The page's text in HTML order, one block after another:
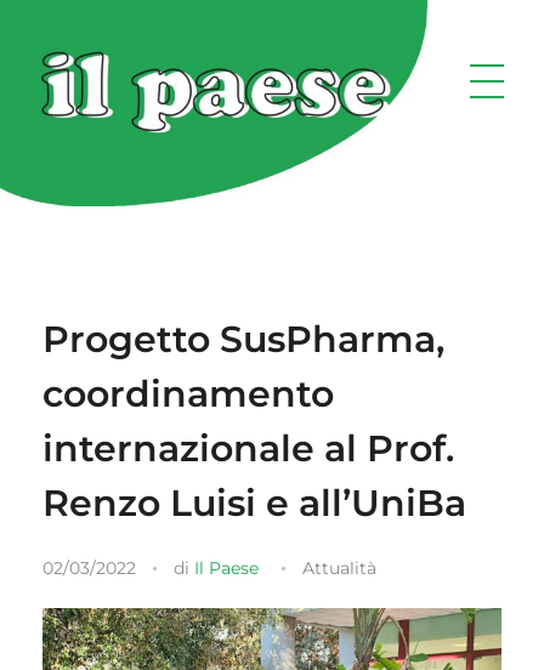
Progetto SusPharma,
coordinamento
internazionale al Prof.
Renzo Luisi e all’UniBa
02/03/2022 di Il Paese Attualità